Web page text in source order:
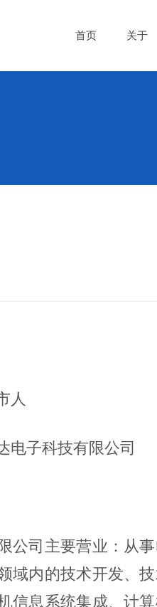
首页 关于
人
电子科技有限公司
公司主要营业：从
域内的技术开发、
信息系统集成、计